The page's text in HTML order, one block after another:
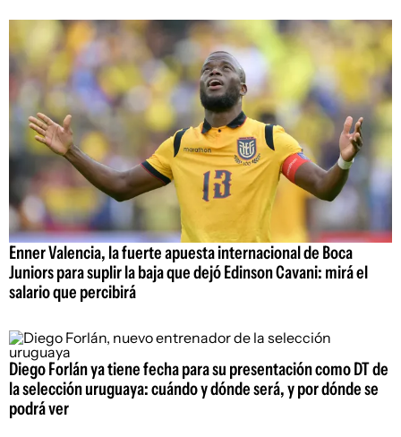
Enner Valencia, la fuerte apuesta internacional de Boca
Juniors para suplir la baja que dejó Edinson Cavani: mirá el
salario que percibirá
Diego Forlán ya tiene fecha para su presentación como DT de
la selección uruguaya: cuándo y dónde será, y por dónde se
podrá ver